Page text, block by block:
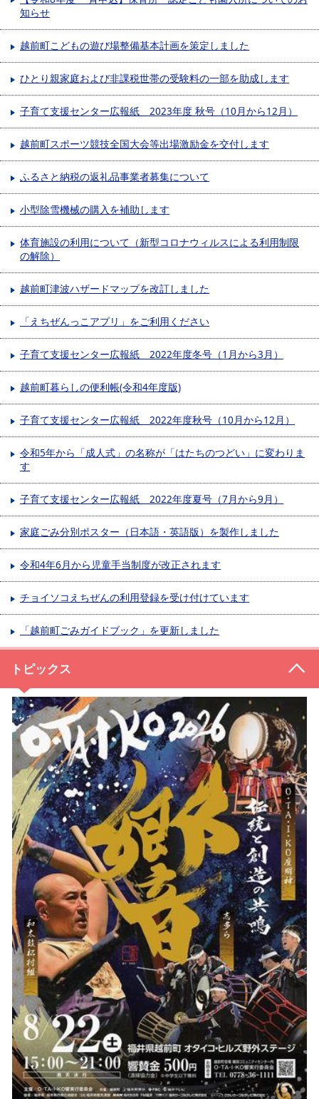
知らせ
越前町こどもの遊び場整備基本計画を策定しました
ひとり親家庭および非課税世帯の受験料の一部を助成します
子育て支援センター広報紙 2023年度 秋号（10月から12月）
越前町スポーツ競技全国大会等出場激励金を交付します
ふるさと納税の返礼品事業者募集について
小型除雪機械の購入を補助します
体育施設の利用について（新型コロナウィルスによる利用制限
の解除）
越前町津波ハザードマップを改訂しました
「えちぜんっこアプリ」をご利用ください
子育て支援センター広報紙 2022年度冬号（1月から3月）
越前町暮らしの便利帳(令和4年度版)
子育て支援センター広報紙 2022年度秋号（10月から12月）
令和5年から「成人式」の名称が「はたちのつどい」に変わりま
す
子育て支援センター広報紙 2022年度夏号（7月から9月）
家庭ごみ分別ポスター（日本語・英語版）を製作しました
令和4年6月から児童手当制度が改正されます
チョイソコえちぜんの利用登録を受け付けています
「越前町ごみガイドブック」を更新しました
トピックス